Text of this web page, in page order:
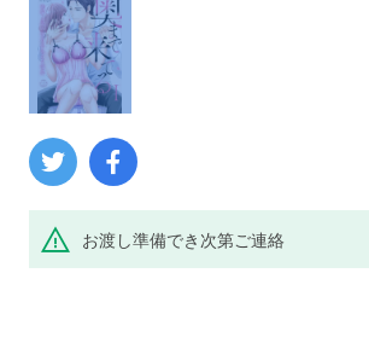
お渡し準備でき次第ご連絡
コンピューター
ミリタリー
その他
イベント